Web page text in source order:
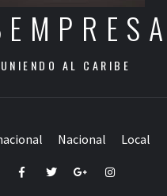
UNIENDO AL CARIBE
Nacional Local
FacebookTwitterGoogle+Instagram